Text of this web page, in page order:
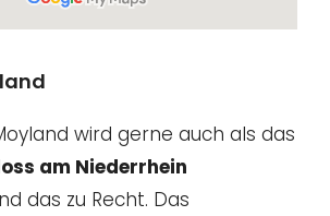
wird gerne auch als das
am Niederrhein
das zu Recht. Das